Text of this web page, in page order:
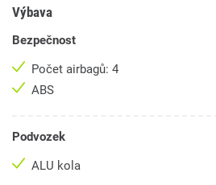
Výbava
Bezpečnost
Počet airbagů: 4
ABS
Podvozek
ALU kola